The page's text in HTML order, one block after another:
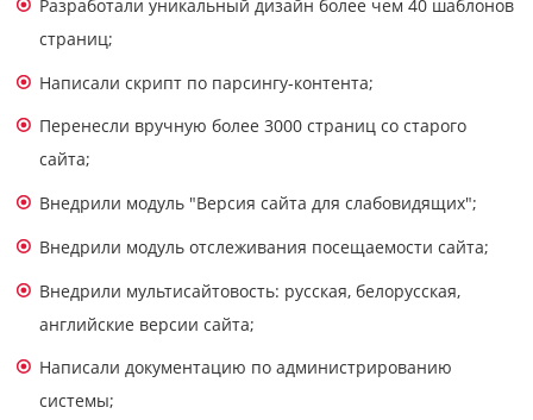
Разработали уникальный дизайн более чем 40 шаблонов
страниц;
Написали скрипт по парсингу-контента;
Перенесли вручную более 3000 страниц со старого
сайта;
Внедрили модуль "Версия сайта для слабовидящих";
Внедрили модуль отслеживания посещаемости сайта;
Внедрили мультисайтовость: русская, белорусская,
английские версии сайта;
Написали документацию по администрированию
системы;